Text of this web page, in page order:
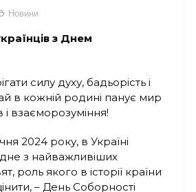
Новини
з Днем
силу духу, бадьорість і
в кожній родині панує мир
і взаєморозуміння!
2024 року, в Україні
з найважливіших
роль якого в історії країни
– День Соборності